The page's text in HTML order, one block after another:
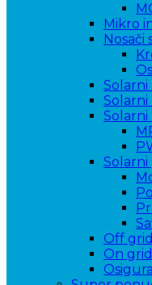
Mikro
Nosači
Solarni
Off
On